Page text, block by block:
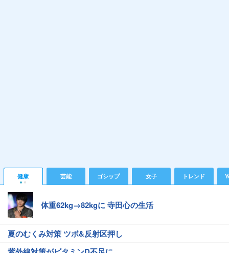
健康 芸能 ゴシップ 女子 トレンド
体重62kg→82kgに 寺田心の生活
夏のむくみ対策 ツボ&反射区押し